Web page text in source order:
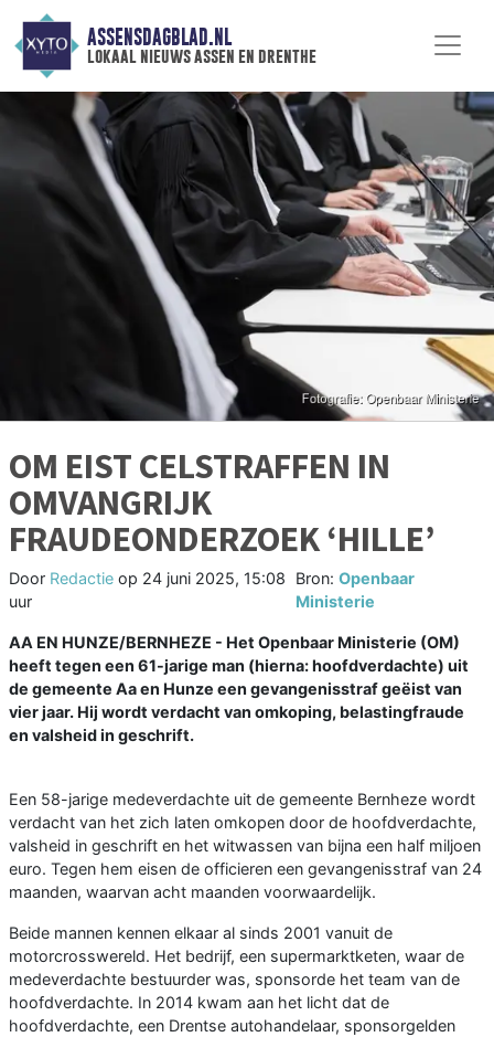
ASSENSDAGBLAD.NL
lokaal nieuws assen en drenthe
OM EIST CELSTRAFFEN IN
OMVANGRIJK
FRAUDEONDERZOEK ‘HILLE’
Door Redactie op 24 juni 2025, 15:08
uur
Bron: Openbaar
Ministerie
AA EN HUNZE/BERNHEZE - Het Openbaar Ministerie (OM)
heeft tegen een 61-jarige man (hierna: hoofdverdachte) uit
de gemeente Aa en Hunze een gevangenisstraf geëist van
vier jaar. Hij wordt verdacht van omkoping, belastingfraude
en valsheid in geschrift.
Een 58-jarige medeverdachte uit de gemeente Bernheze wordt
verdacht van het zich laten omkopen door de hoofdverdachte,
valsheid in geschrift en het witwassen van bijna een half miljoen
euro. Tegen hem eisen de officieren een gevangenisstraf van 24
maanden, waarvan acht maanden voorwaardelijk.
Beide mannen kennen elkaar al sinds 2001 vanuit de
motorcrosswereld. Het bedrijf, een supermarktketen, waar de
medeverdachte bestuurder was, sponsorde het team van de
hoofdverdachte. In 2014 kwam aan het licht dat de
hoofdverdachte, een Drentse autohandelaar, sponsorgelden